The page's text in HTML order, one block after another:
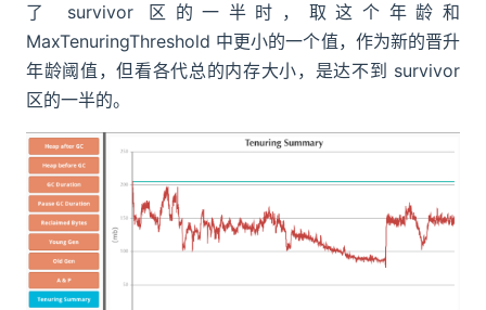
了 survivor 区的一半时，取这个年龄和
MaxTenuringThreshold 中更小的一个值，作为新的晋升
年龄阈值，但看各代总的内存大小，是达不到 survivor
区的一半的。